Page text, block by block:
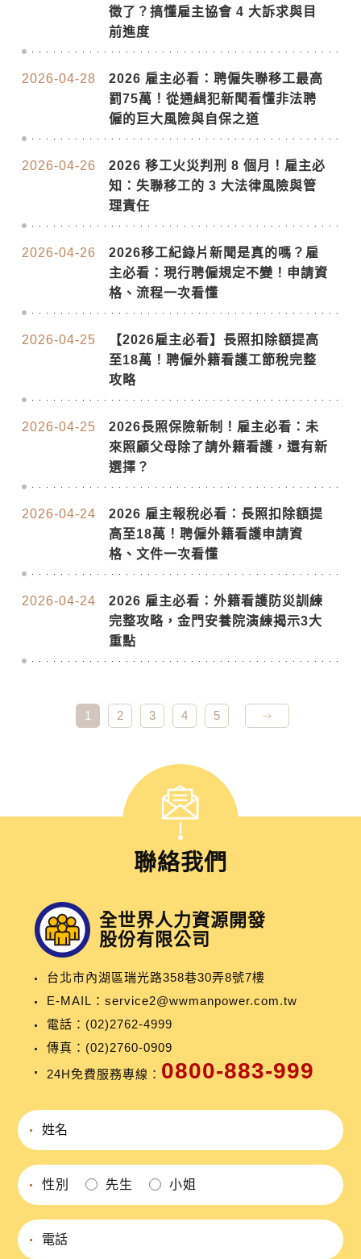
徵了？搞懂雇主協會 4 大訴求與目
前進度
2026-04-28
2026 雇主必看：聘僱失聯移工最高
罰75萬！從通緝犯新聞看懂非法聘
僱的巨大風險與自保之道
2026-04-26
2026 移工火災判刑 8 個月！雇主必
知：失聯移工的 3 大法律風險與管
理責任
2026-04-26
2026移工紀錄片新聞是真的嗎？雇
主必看：現行聘僱規定不變！申請資
格、流程一次看懂
2026-04-25
【2026雇主必看】長照扣除額提高
至18萬！聘僱外籍看護工節稅完整
攻略
2026-04-25
2026長照保險新制！雇主必看：未
來照顧父母除了請外籍看護，還有新
選擇？
2026-04-24
2026 雇主報稅必看：長照扣除額提
高至18萬！聘僱外籍看護申請資
格、文件一次看懂
2026-04-24
2026 雇主必看：外籍看護防災訓練
完整攻略，金門安養院演練揭示3大
重點
1 2 3 4 5
聯絡我們
全世界人力資源開發
股份有限公司
台北市內湖區瑞光路358巷30弄8號7樓
E-MAIL： service2@wwmanpower.com.tw
電話： (02)2762-4999
傳真：(02)2760-0909
24H免費服務專線： 0800-883-999
性別 先生 小姐